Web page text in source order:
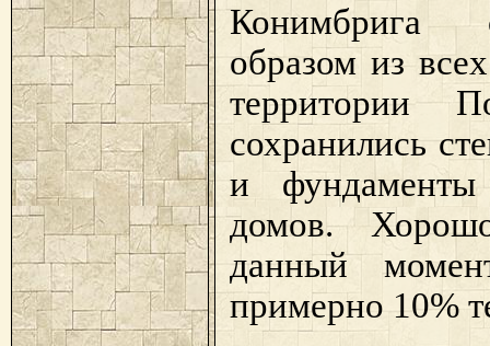
Конимбрига
образом из
территории
сохранились
и
домов.
данный
примерно 10%